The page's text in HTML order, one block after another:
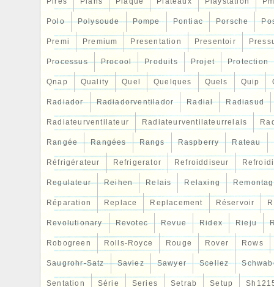
Polo Polysoude Pompe Pontiac Porsche
Premi Premium Presentation Presentoir
Processus Procool Produits Projet Protection
Qnap Quality Quel Quelques Quels Quip
Radiador Radiadorventilador Radial Radiasud
Radiateurventilateur Radiateurventilateurrelais
Rangée Rangées Rangs Raspberry Rateau
Réfrigérateur Refrigerator Refroiddiseur Refroidi
Regulateur Reihen Relais Relaxing
Réparation Replace Replacement Réservoir
Revolutionary Revotec Revue Ridex Rieju
Robogreen Rolls-Royce Rouge Rover Rows
Saugrohr-Satz Saviez Sawyer Scellez
Sentation Série Series Setrab Setup